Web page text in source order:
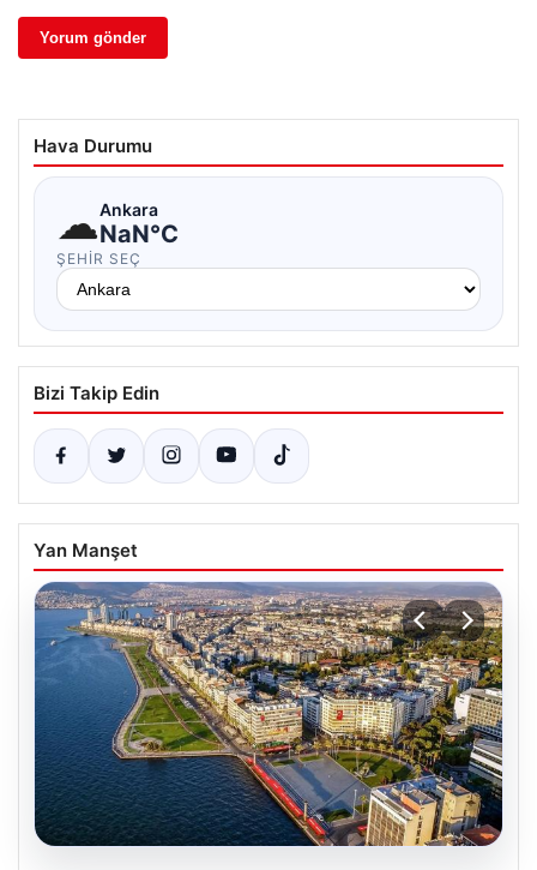
Hava Durumu
☁Ankara
NaN°C
ŞEHIR SEÇ
Bizi Takip Edin
Yan Manşet